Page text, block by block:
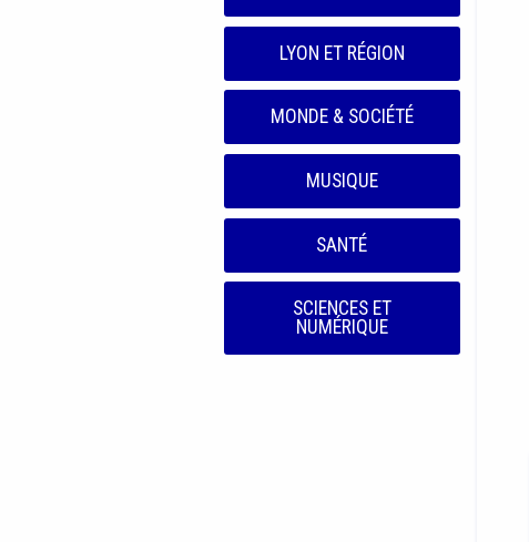
LYON ET RÉGION
MONDE & SOCIÉTÉ
MUSIQUE
SANTÉ
SCIENCES ET
NUMÉRIQUE